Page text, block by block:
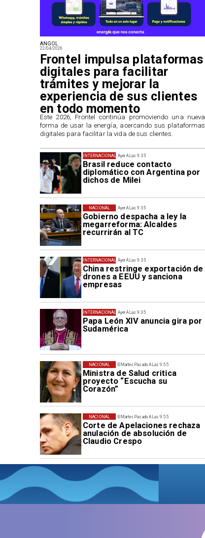
Ayer A Las 9:35
Brasil reduce contacto
diplomático con Argentina por
dichos de Milei
INTERNACIONAL
Ayer A Las 9:35
Gobierno despacha a ley la
megarreforma: Alcaldes
recurrirán al TC
NACIONAL
Ayer A Las 9:35
China restringe exportación de
drones a EEUU y sanciona
empresas
INTERNACIONAL
Ayer A Las 9:35
Papa León XIV anuncia gira por
Sudamérica
INTERNACIONAL
El Martes Pasado A Las 9:55
Ministra de Salud critica
proyecto “Escucha su
Corazón”
NACIONAL
El Martes Pasado A Las 9:55
Corte de Apelaciones rechaza
anulación de absolución de
Claudio Crespo
NACIONAL
ANGOL
22/04/2026
Frontel impulsa plataformas
digitales para facilitar
trámites y mejorar la
experiencia de sus clientes
en todo momento
​Este 2026, Frontel continúa promoviendo una nueva
forma de usar la energía, acercando sus plataformas
digitales para facilitar la vida de sus clientes.